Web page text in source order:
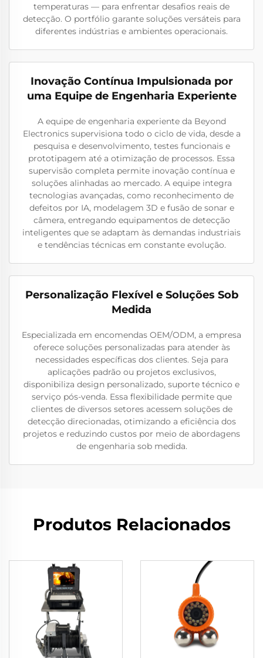
temperaturas — para enfrentar desafios reais de
detecção. O portfólio garante soluções versáteis para
diferentes indústrias e ambientes operacionais.
Inovação Contínua Impulsionada por
uma Equipe de Engenharia Experiente
A equipe de engenharia experiente da Beyond
Electronics supervisiona todo o ciclo de vida, desde a
pesquisa e desenvolvimento, testes funcionais e
prototipagem até a otimização de processos. Essa
supervisão completa permite inovação contínua e
soluções alinhadas ao mercado. A equipe integra
tecnologias avançadas, como reconhecimento de
defeitos por IA, modelagem 3D e fusão de sonar e
câmera, entregando equipamentos de detecção
inteligentes que se adaptam às demandas industriais
e tendências técnicas em constante evolução.
Personalização Flexível e Soluções Sob
Medida
Especializada em encomendas OEM/ODM, a empresa
oferece soluções personalizadas para atender às
necessidades específicas dos clientes. Seja para
aplicações padrão ou projetos exclusivos,
disponibiliza design personalizado, suporte técnico e
serviço pós-venda. Essa flexibilidade permite que
clientes de diversos setores acessem soluções de
detecção direcionadas, otimizando a eficiência dos
projetos e reduzindo custos por meio de abordagens
de engenharia sob medida.
Produtos Relacionados